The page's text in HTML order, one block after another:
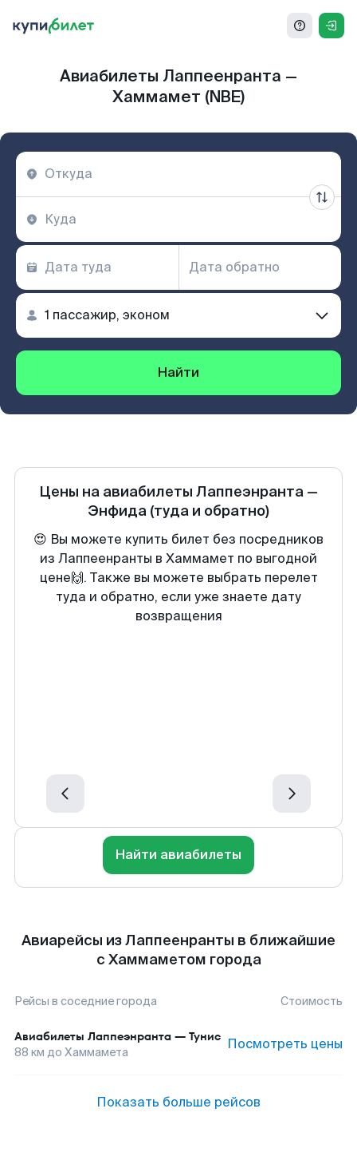
Авиабилеты Лаппеенранта —
Хаммамет (NBE)
Найти
Цены на авиабилеты Лаппеэнранта —
Энфида (туда и обратно)
😍 Вы можете купить билет без посредников
из Лаппеенранты в Хаммамет по выгодной
цене🙌. Также вы можете выбрать перелет
туда и обратно, если уже знаете дату
возвращения
Найти авиабилеты
Авиарейсы из Лаппеенранты в ближайшие
с Хаммаметом города
Рейсы в соседние города Стоимость
Авиабилеты Лаппеэнранта — Тунис
88 км до Хаммамета Посмотреть цены
Показать больше рейсов